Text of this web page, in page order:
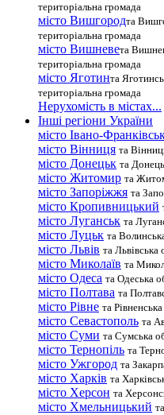
територіальна громада
місто Вишгородта
територіальна громада
місто Вишневета
територіальна громада
місто Яготинта
територіальна громада
Нерухомість в містах...
Інші регіони України
місто Івано-
місто Вінниця та
місто Донецьк та
місто Житомир та
місто Запоріжжя та
місто Кропивницький
місто Луганськ та
місто Луцьк та
місто Львів та Львівська
місто Миколаїв та
місто Одеса та Одеська
місто Полтава та
місто Рівне та
місто Севастополь та
місто Суми та Сумська
місто Тернопіль та
місто Ужгород та
місто Харків та
місто Херсон та
місто Хмельницький